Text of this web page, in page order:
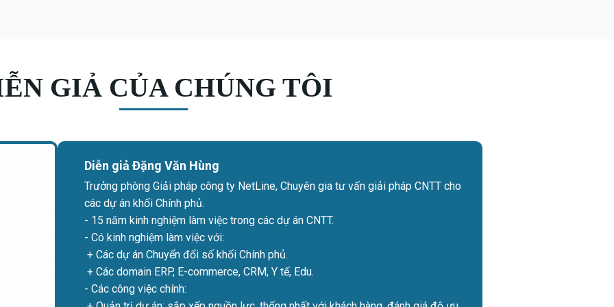
Trưởng phòng Giải pháp công ty NetLine, Chuyên gia tư vấn giải pháp CNTT cho
các dự án khối Chính phủ.
- 15 năm kinh nghiệm làm việc trong các dự án CNTT.
- Có kinh nghiệm làm việc với:
+ Các dự án Chuyển đổi số khối Chính phủ.
+ Các domain ERP, E-commerce, CRM, Y tế, Edu.
- Các công việc chính:
Diễn giả Đặng Văn Hùng
GIẢ CỦA CHÚNG TÔI